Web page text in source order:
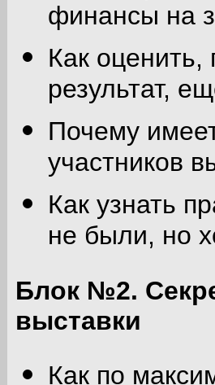
финансы на
Как оценить,
результат,
Почему
участников
Как узнать
не были, но
Блок №2.
выставки
Как по